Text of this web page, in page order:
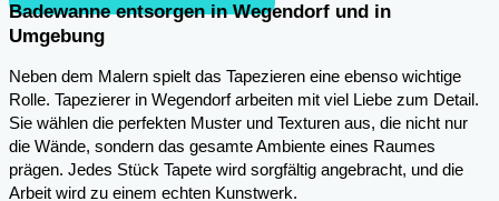
Badewanne entsorgen in Wegendorf und in
Umgebung
Neben dem Malern spielt das Tapezieren eine ebenso wichtige
Rolle. Tapezierer in Wegendorf arbeiten mit viel Liebe zum Detail.
Sie wählen die perfekten Muster und Texturen aus, die nicht nur
die Wände, sondern das gesamte Ambiente eines Raumes
prägen. Jedes Stück Tapete wird sorgfältig angebracht, und die
Arbeit wird zu einem echten Kunstwerk.